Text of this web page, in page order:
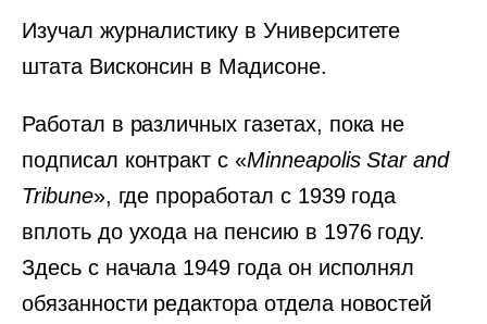
Изучал журналистику в Университете
штата Висконсин в Мадисоне.
Работал в различных газетах, пока не
подписал контракт с «Minneapolis Star and
Tribune», где проработал с 1939 года
вплоть до ухода на пенсию в 1976 году.
Здесь с начала 1949 года он исполнял
обязанности редактора отдела новостей